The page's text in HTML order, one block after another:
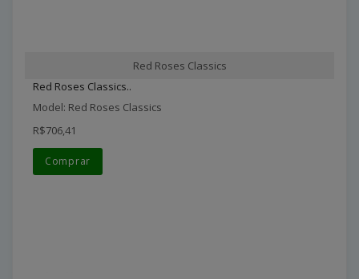
Red Roses Classics
Red Roses Classics..
Model: Red Roses Classics
R$706,41
Comprar